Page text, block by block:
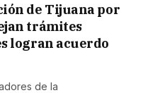
de Tijuana por
trámites
logran acuerdo
de la